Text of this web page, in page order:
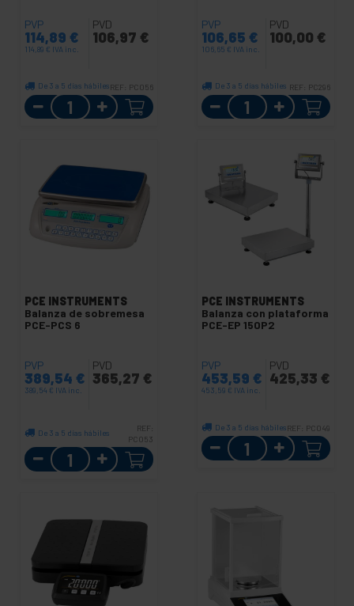
PVP
114,89 €
114,89 € IVA inc.
PVD
106,97 €
De 3 a 5 días hábilesREF: PC056
Cantidad
PVP
106,65 €
106,65 € IVA inc.
PVD
100,00 €
De 3 a 5 días hábiles REF: PC296
Cantidad
PCE INSTRUMENTS
Balanza de sobremesa
PCE-PCS 6
PVP
389,54 €
389,54 € IVA inc.
PVD
365,27 €
De 3 a 5 días hábiles
REF:
PC053
Cantidad
PCE INSTRUMENTS
Balanza con plataforma
PCE-EP 150P2
PVP
453,59 €
453,59 € IVA inc.
PVD
425,33 €
De 3 a 5 días hábilesREF: PC049
Cantidad